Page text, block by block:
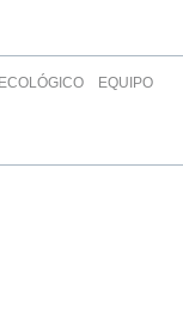
EQUIPO